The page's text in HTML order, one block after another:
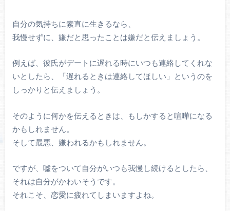
自分の気持ちに素直に生きるなら、
我慢せずに、嫌だと思ったことは嫌だと伝えましょう。
例えば、彼氏がデートに遅れる時にいつも連絡してくれな
いとしたら、「遅れるときは連絡してほしい」というのを
しっかりと伝えましょう。
そのように何かを伝えるときは、もしかすると喧嘩になる
かもしれません。
そして最悪、嫌われるかもしれません。
ですが、嘘をついて自分がいつも我慢し続けるとしたら、
それは自分がかわいそうです。
それこそ、恋愛に疲れてしまいますよね。